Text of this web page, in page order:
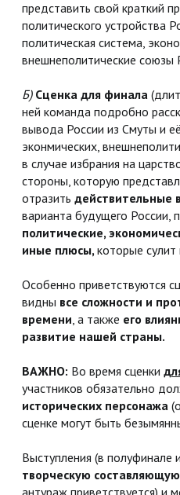
представить свой краткий
политического устройства
политическая система,
внешнеполитические союзы
Б)Сценка для финала
ней команда подробно
вывода России из Смуты и
эконмических,
в случае избрания на
стороны, которую
отразить действительные
варианта будущего России,
политические,
иные плюсы, которые
Особенно приветствуются
видны все сложности и
времени , а также его
развитие нашей страны.
ВАЖНО: Во время сценки
участников обязательно
исторических персонажа
сценке могут быть
Выступления (в полуфинале
творческую составляющую
антураж приветствуется) и